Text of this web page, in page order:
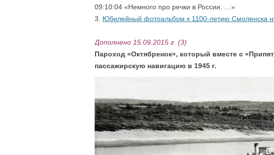
09:10:04 «Немного про речки в России. …»
3. Юбилейный фотоальбом к 1100-летию Смоленска
Дополнено 15.09.2015 г. (3)
Пароход «Октябренок», который вместе с
пассажирскую навигацию в 1945 г.